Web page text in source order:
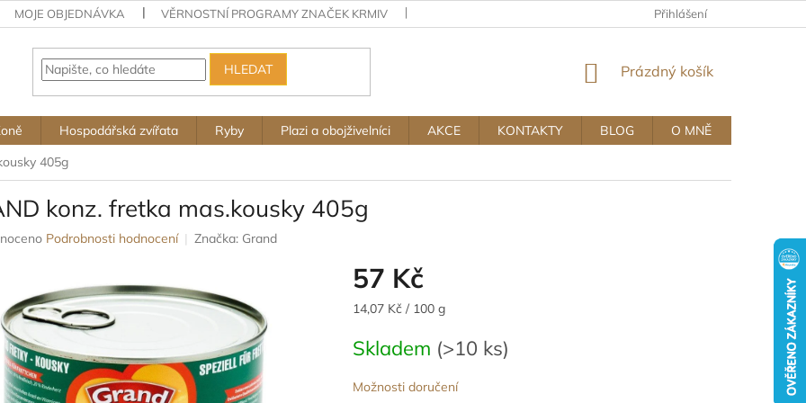
MOJE OBJEDNÁVKA VĚRNOSTNÍ PROGRAMY ZNAČEK KRMIV OBCHODNÍ A REKLAMAČNÍ PODMÍNKY
Přihlášení
HLEDAT
NÁKUPNÍ
Prázdný košík
Hospodářská zvířata Ryby Plazi a obojživelníci AKCE KONTAKTY BLOG
O MNĚ
405g
konz. fretka mas.kousky 405g
Podrobnosti hodnocení Značka: Grand
57 Kč
Měrná
14,07 Kč / 100 g
Skladem (>10 ks)
Možnosti doručení